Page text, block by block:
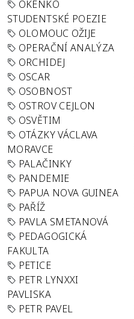
OKÉNKO
STUDENTSKÉ POEZIE
OLOMOUC OŽIJE
OPERAČNÍ ANALÝZA
ORCHIDEJ
OSCAR
OSOBNOST
OSTROV CEJLON
OSVĚTIM
OTÁZKY VÁCLAVA
MORAVCE
PALAČINKY
PANDEMIE
PAPUA NOVA GUINEA
PAŘÍŽ
PAVLA SMETANOVÁ
PEDAGOGICKÁ
FAKULTA
PETICE
PETR LYNXXI
PAVLISKA
PETR PAVEL